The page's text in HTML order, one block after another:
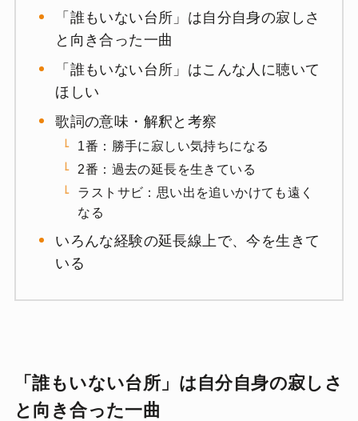
「誰もいない台所」は自分自身の寂しさ
と向き合った一曲
「誰もいない台所」はこんな人に聴いて
ほしい
歌詞の意味・解釈と考察
1番：勝手に寂しい気持ちになる
2番：過去の延長を生きている
ラストサビ：思い出を追いかけても遠く
なる
いろんな経験の延長線上で、今を生きて
いる
「誰もいない台所」は自分自身の寂しさ
と向き合った一曲